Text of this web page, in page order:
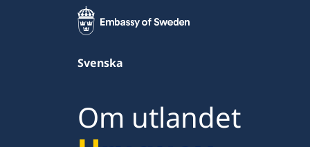
Svenska
Om utlandet